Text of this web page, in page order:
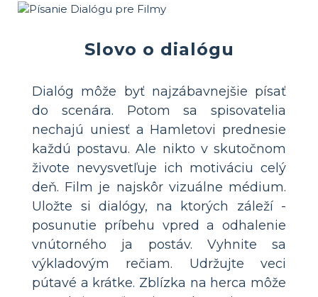
Slovo o dialógu
Dialóg môže byť najzábavnejšie písať
do scenára. Potom sa spisovatelia
nechajú uniesť a Hamletovi prednesie
každú postavu. Ale nikto v skutočnom
živote nevysvetľuje ich motiváciu celý
deň. Film je najskôr vizuálne médium.
Uložte si dialógy, na ktorých záleží -
posunutie príbehu vpred a odhalenie
vnútorného ja postáv. Vyhnite sa
výkladovým rečiam. Udržujte veci
pútavé a krátke. Zblízka na herca môže